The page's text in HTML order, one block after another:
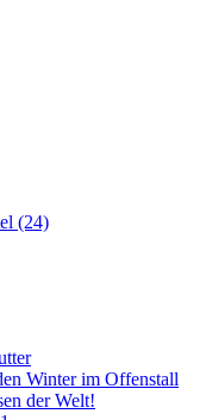
(24)
Winter im Offenstall
der Welt!